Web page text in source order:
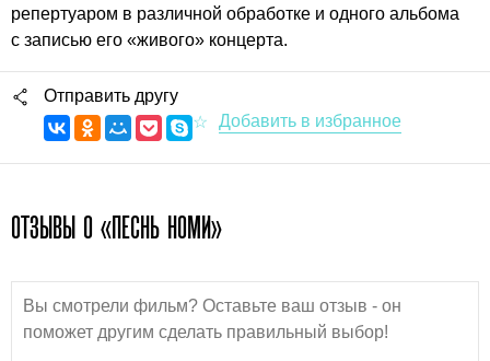
репертуаром в различной обработке и одного альбома
с записью его «живого» концерта.
Отправить другу
ОТЗЫВЫ О «ПЕСНЬ НОМИ»